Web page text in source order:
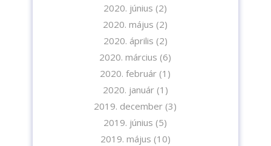
2020. június (2)
2020. május (2)
2020. április (2)
2020. március (6)
2020. február (1)
2020. január(1)
2019. december (3)
2019. június (5)
2019. május (10)
Feliratkozom